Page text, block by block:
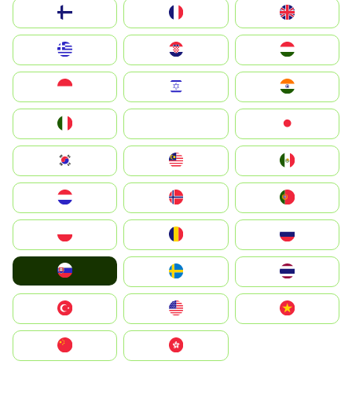
United Kingdom
Magyarország
South Korea
United States
中國香港特別行政區